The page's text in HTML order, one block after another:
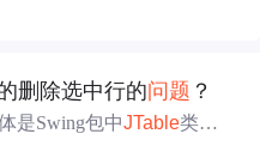
删除选中行的问题 ？
是Swing包中JTable类的